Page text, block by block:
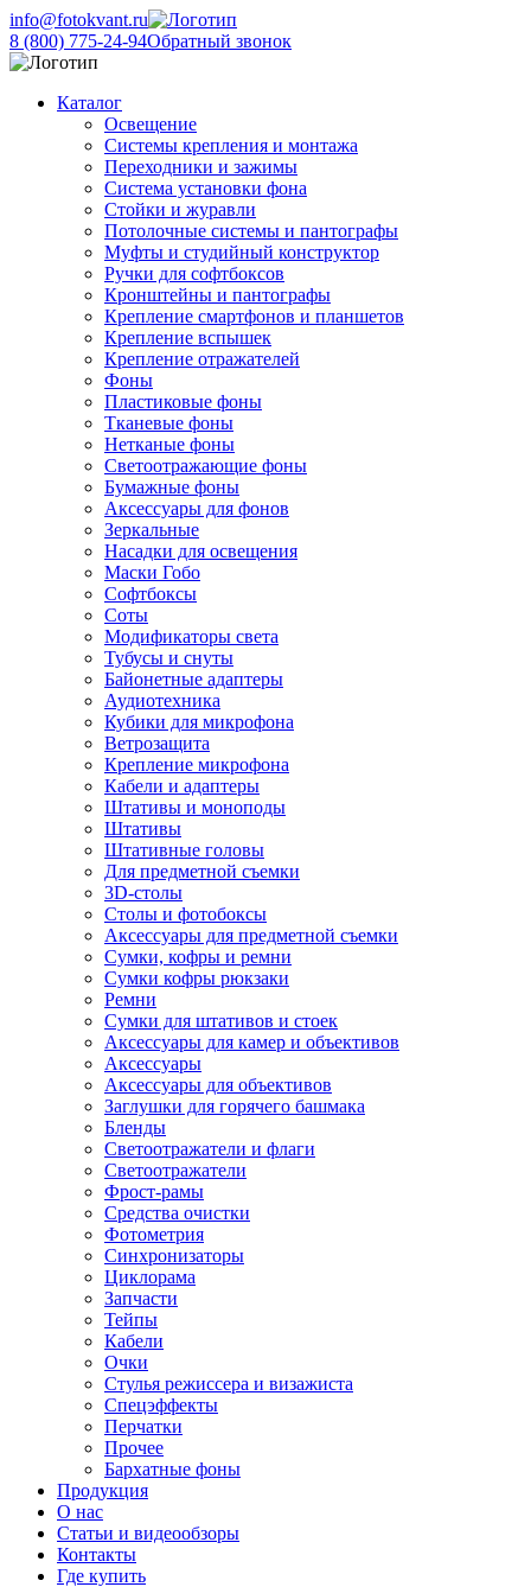
info@fotokvant.ru
8 (800) 775-24-94Обратный звонок
Каталог
Освещение
Системы крепления и монтажа
Переходники и зажимы
Система установки фона
Стойки и журавли
Потолочные системы и пантографы
Муфты и студийный конструктор
Ручки для софтбоксов
Кронштейны и пантографы
Крепление смартфонов и планшетов
Крепление вспышек
Крепление отражателей
Фоны
Пластиковые фоны
Тканевые фоны
Нетканые фоны
Светоотражающие фоны
Бумажные фоны
Аксессуары для фонов
Зеркальные
Насадки для освещения
Маски Гобо
Софтбоксы
Соты
Модификаторы света
Тубусы и снуты
Байонетные адаптеры
Аудиотехника
Кубики для микрофона
Ветрозащита
Крепление микрофона
Кабели и адаптеры
Штативы и моноподы
Штативы
Штативные головы
Для предметной съемки
3D-столы
Столы и фотобоксы
Аксессуары для предметной съемки
Сумки, кофры и ремни
Сумки кофры рюкзаки
Ремни
Сумки для штативов и стоек
Аксессуары для камер и объективов
Аксессуары
Аксессуары для объективов
Заглушки для горячего башмака
Бленды
Светоотражатели и флаги
Светоотражатели
Фрост-рамы
Средства очистки
Фотометрия
Синхронизаторы
Циклорама
Запчасти
Тейпы
Кабели
Очки
Стулья режиссера и визажиста
Спецэффекты
Перчатки
Прочее
Бархатные фоны
Продукция
О нас
Статьи и видеообзоры
Контакты
Где купить